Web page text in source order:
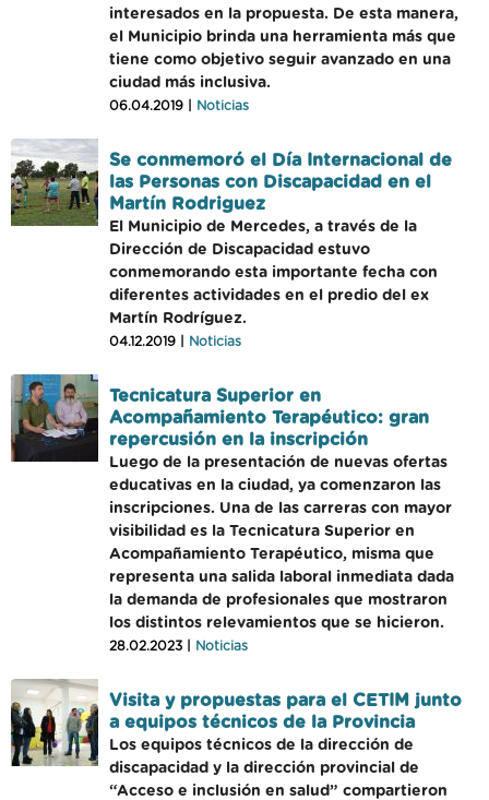
interesados en la propuesta. De esta manera,
el Municipio brinda una herramienta más que
tiene como objetivo seguir avanzado en una
ciudad más inclusiva.
06.04.2019 | Noticias
Se conmemoró el Día Internacional de
las Personas con Discapacidad en el
Martín Rodriguez
El Municipio de Mercedes, a través de la
Dirección de Discapacidad estuvo
conmemorando esta importante fecha con
diferentes actividades en el predio del ex
Martín Rodríguez.
04.12.2019 | Noticias
Tecnicatura Superior en
Acompañamiento Terapéutico: gran
repercusión en la inscripción
Luego de la presentación de nuevas ofertas
educativas en la ciudad, ya comenzaron las
inscripciones. Una de las carreras con mayor
visibilidad es la Tecnicatura Superior en
Acompañamiento Terapéutico, misma que
representa una salida laboral inmediata dada
la demanda de profesionales que mostraron
los distintos relevamientos que se hicieron.
28.02.2023 | Noticias
Visita y propuestas para el CETIM junto
a equipos técnicos de la Provincia
Los equipos técnicos de la dirección de
discapacidad y la dirección provincial de
“Acceso e inclusión en salud” compartieron